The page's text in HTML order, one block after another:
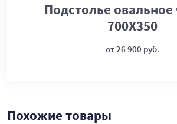
Подстолье овальное
700Х350
от 26 900 руб.
Похожие товары